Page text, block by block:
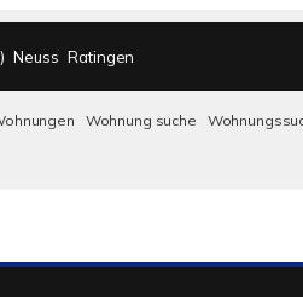
Neuss Ratingen
Wohnung suche